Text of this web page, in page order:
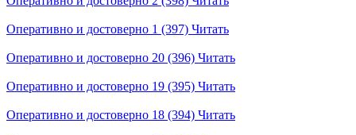
Оперативно и достоверно 1 (397) Читать
Оперативно и достоверно 20 (396) Читать
Оперативно и достоверно 19 (395) Читать
Оперативно и достоверно 18 (394) Читать